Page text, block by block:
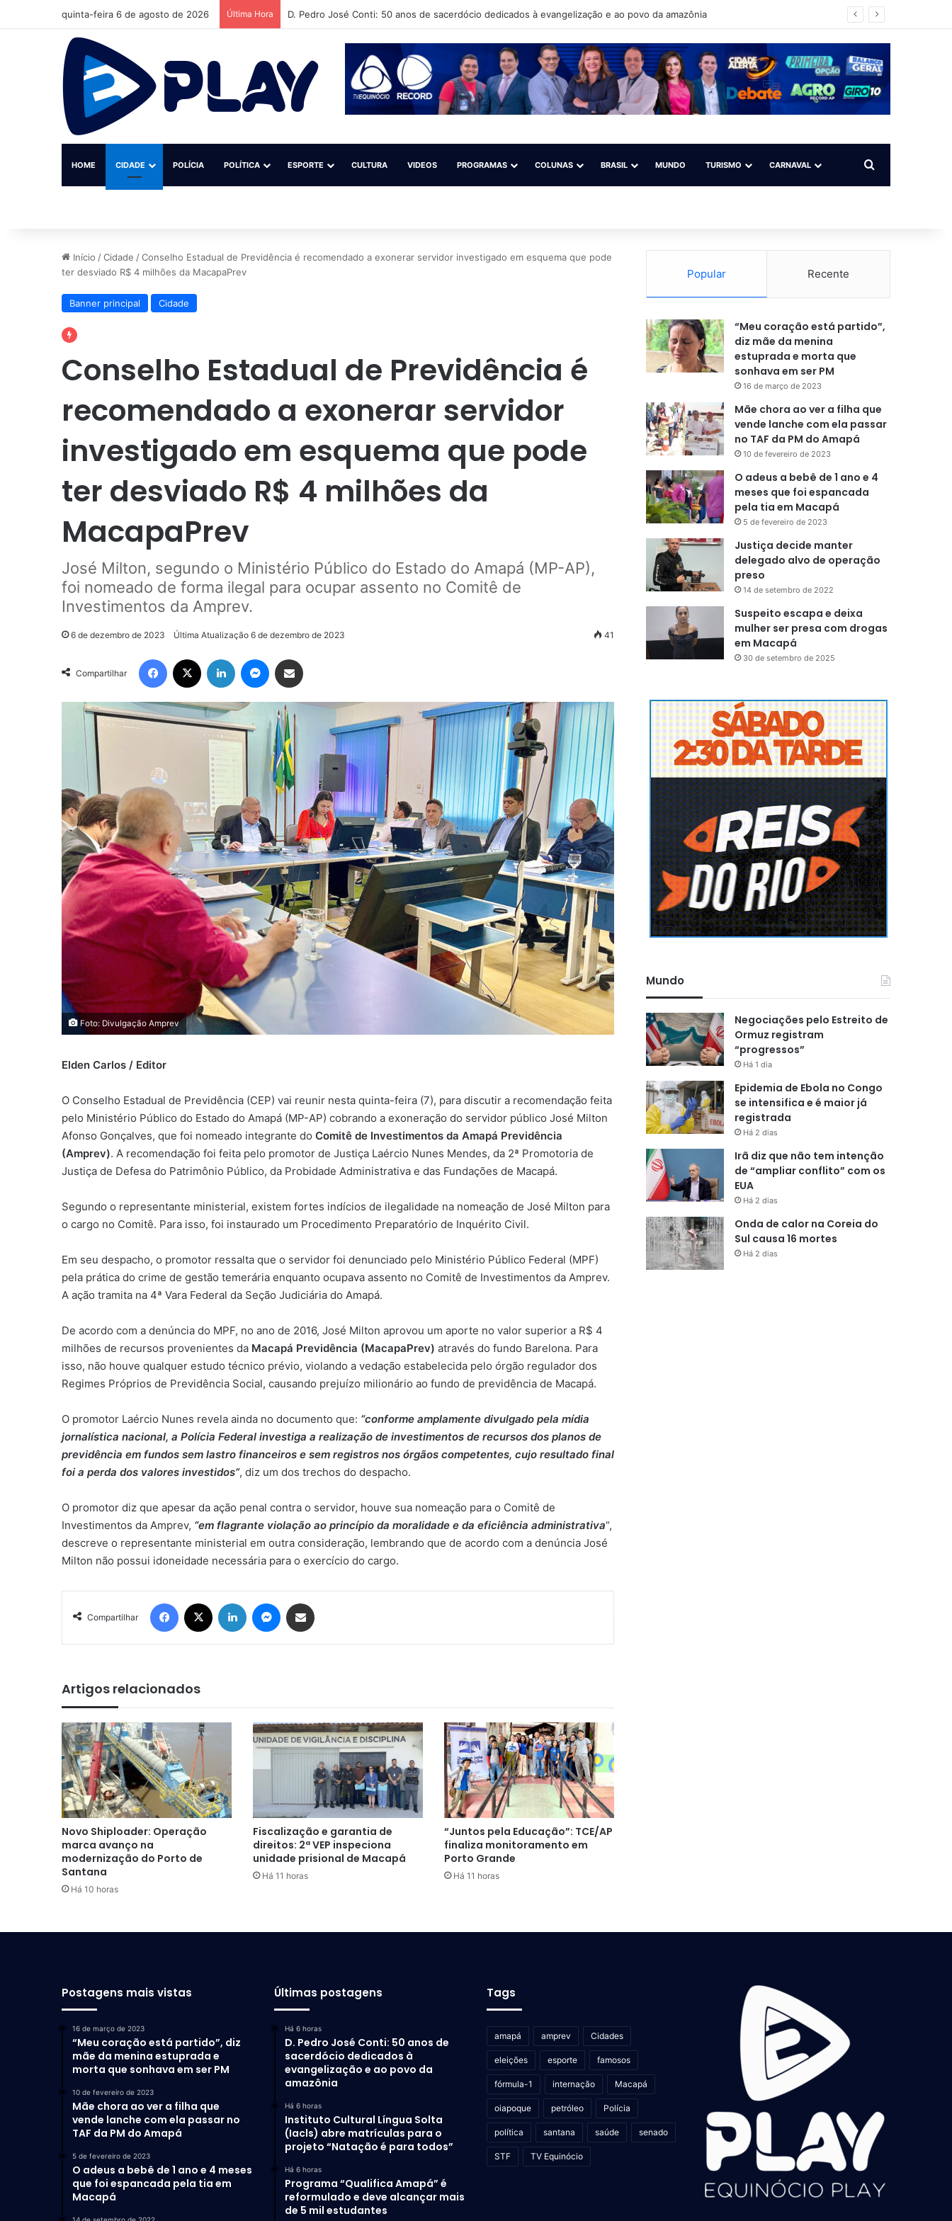
quinta-feira 6 de agosto de 2026 Última Hora D. Pedro José Conti: 50 anos de sacerdócio dedicados à evangelização e ao povo da amazônia
HOME CIDADE POLÍCIA POLÍTICA ESPORTE CULTURA VIDEOS PROGRAMAS COLUNAS BRASIL MUNDO TURISMO CARNAVAL Procurar por
Início /Cidade /Conselho Estadual de Previdência é recomendado a exonerar servidor investigado em esquema que pode
ter desviado R$ 4 milhões da MacapaPrev
Banner principal Cidade
Conselho Estadual de Previdência é
recomendado a exonerar servidor
investigado em esquema que pode
ter desviado R$ 4 milhões da
MacapaPrev
José Milton, segundo o Ministério Público do Estado do Amapá (MP-AP),
foi nomeado de forma ilegal para ocupar assento no Comitê de
Investimentos da Amprev.
6 de dezembro de 2023 Última Atualização 6 de dezembro de 2023 41
Compartilhar
Facebook Linkedin Messenger
Foto: Divulgação Amprev
Elden Carlos / Editor
O Conselho Estadual de Previdência (CEP) vai reunir nesta quinta-feira (7), para discutir a recomendação feita
pelo Ministério Público do Estado do Amapá (MP-AP) cobrando a exoneração do servidor público José Milton
Afonso Gonçalves, que foi nomeado integrante do Comitê de Investimentos da Amapá Previdência
(Amprev). A recomendação foi feita pelo promotor de Justiça Laércio Nunes Mendes, da 2ª Promotoria de
Justiça de Defesa do Patrimônio Público, da Probidade Administrativa e das Fundações de Macapá.
Segundo o representante ministerial, existem fortes indícios de ilegalidade na nomeação de José Milton para
o cargo no Comitê. Para isso, foi instaurado um Procedimento Preparatório de Inquérito Civil.
Em seu despacho, o promotor ressalta que o servidor foi denunciado pelo Ministério Público Federal (MPF)
pela prática do crime de gestão temerária enquanto ocupava assento no Comitê de Investimentos da Amprev.
A ação tramita na 4ª Vara Federal da Seção Judiciária do Amapá.
De acordo com a denúncia do MPF, no ano de 2016, José Milton aprovou um aporte no valor superior a R$ 4
milhões de recursos provenientes da Macapá Previdência (MacapaPrev) através do fundo Barelona. Para
isso, não houve qualquer estudo técnico prévio, violando a vedação estabelecida pelo órgão regulador dos
Regimes Próprios de Previdência Social, causando prejuízo milionário ao fundo de previdência de Macapá.
O promotor Laércio Nunes revela ainda no documento que: “conforme amplamente divulgado pela mídia
jornalística nacional, a Polícia Federal investiga a realização de investimentos de recursos dos planos de
previdência em fundos sem lastro financeiros e sem registros nos órgãos competentes, cujo resultado final
foi a perda dos valores investidos”, diz um dos trechos do despacho.
O promotor diz que apesar da ação penal contra o servidor, houve sua nomeação para o Comitê de
Investimentos da Amprev, “em flagrante violação ao princípio da moralidade e da eficiência administrativa“,
descreve o representante ministerial em outra consideração, lembrando que de acordo com a denúncia José
Milton não possui idoneidade necessária para o exercício do cargo.
Compartilhar
Facebook Linkedin Messenger
Artigos relacionados
Novo Shiploader: Operação
marca avanço na
modernização do Porto de
Santana
Há 10 horas
Fiscalização e garantia de
direitos: 2ª VEP inspeciona
unidade prisional de Macapá
Há 11 horas
“Juntos pela Educação”: TCE/AP
finaliza monitoramento em
Porto Grande
Há 11 horas
Popular Recente
“Meu coração está partido”,
diz mãe da menina
estuprada e morta que
sonhava em ser PM
16 de março de 2023
Mãe chora ao ver a filha que
vende lanche com ela passar
no TAF da PM do Amapá
10 de fevereiro de 2023
O adeus a bebê de 1 ano e 4
meses que foi espancada
pela tia em Macapá
5 de fevereiro de 2023
Justiça decide manter
delegado alvo de operação
preso
14 de setembro de 2022
Suspeito escapa e deixa
mulher ser presa com drogas
em Macapá
30 de setembro de 2025
Mundo
Negociações pelo Estreito de
Ormuz registram
“progressos”
Há 1 dia
Epidemia de Ebola no Congo
se intensifica e é maior já
registrada
Há 2 dias
Irã diz que não tem intenção
de “ampliar conflito” com os
EUA
Há 2 dias
Onda de calor na Coreia do
Sul causa 16 mortes
Há 2 dias
Postagens mais vistas
16 de março de 2023
“Meu coração está partido”, diz
mãe da menina estuprada e
morta que sonhava em ser PM
10 de fevereiro de 2023
Mãe chora ao ver a filha que
vende lanche com ela passar no
TAF da PM do Amapá
5 de fevereiro de 2023
O adeus a bebê de 1 ano e 4 meses
que foi espancada pela tia em
Macapá
Últimas postagens
Há 6 horas
D. Pedro José Conti: 50 anos de
sacerdócio dedicados à
evangelização e ao povo da
amazônia
Há 6 horas
Instituto Cultural Língua Solta
(Iacls) abre matrículas para o
projeto “Natação é para todos”
Há 6 horas
Programa “Qualifica Amapá” é
reformulado e deve alcançar mais
de 5 mil estudantes
Tags
amapá amprev Cidades
eleições esporte famosos
fórmula-1 internação Macapá
oiapoque petróleo Polícia
política santana saúde senado
STF TV Equinócio